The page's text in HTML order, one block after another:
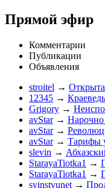
Прямой эфир
Комментарии
Публикации
Объявления
stroitel →
12345 →
Grigory →
avStar→
avStar→
avStar→ Тарифы
slevin →
StarayaTiotka1 →
StarayaTiotka1 →
svinstvunet →